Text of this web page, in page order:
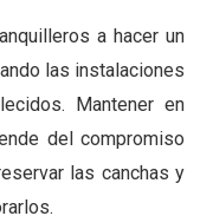
a hacer un
las instalaciones
Mantener en
del compromiso
las canchas y